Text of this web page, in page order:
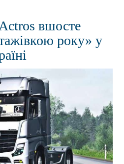
вшосте
року» у